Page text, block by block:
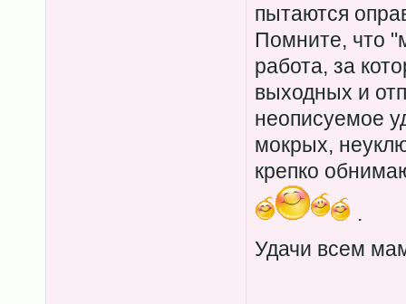
пытаются
Помните, что
работа, за
выходных и
неописуемое
мокрых,
крепко
.
Удачи всем